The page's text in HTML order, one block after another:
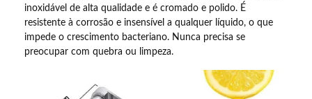
inoxidável de alta qualidade e é cromado e polido. É
resistente à corrosão e insensível a qualquer líquido, o que
impede o crescimento bacteriano. Nunca precisa se
preocupar com quebra ou limpeza.